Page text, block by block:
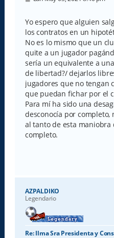
s
a
j
e
Yo espero que alguien
los contratos en un
No es lo mismo que un
quite a un jugador
sería un equivalente a
de libertad?/ dejarlos
jugadores que no tengan
que puedan fichar por el
Para mí ha sido una
desconocía por completo,
al tanto de esta
completo.
AZPALDIKO
Legendario
Re: Ilma Sra Presidenta y